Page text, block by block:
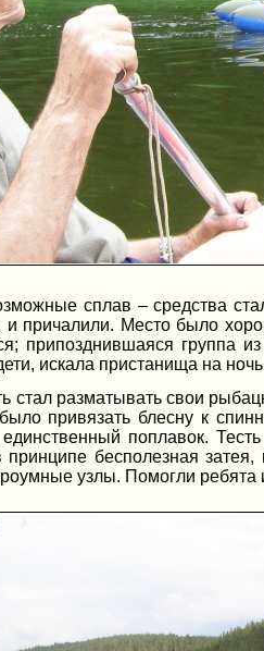
сплав – средства
и причалили. Место было
припозднившаяся группа
искала пристанища на
стал разматывать свои
привязать блесну к
поплавок.
бесполезная
узлы. Помогли